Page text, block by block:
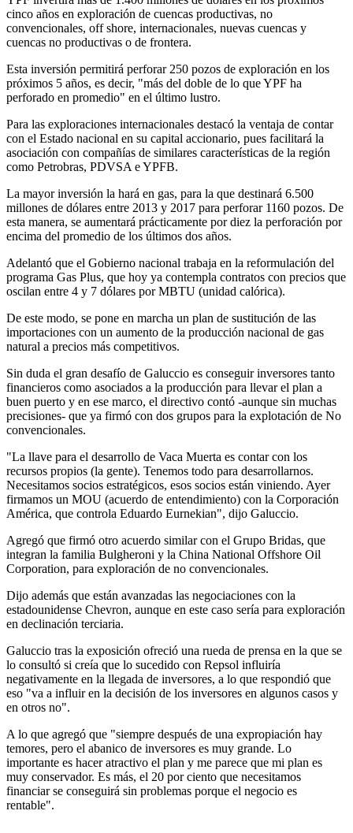
cinco años en exploración de cuencas productivas, no
convencionales, off shore, internacionales, nuevas cuencas y
cuencas no productivas o de frontera.
Esta inversión permitirá perforar 250 pozos de exploración en los
próximos 5 años, es decir, "más del doble de lo que YPF ha
perforado en promedio" en el último lustro.
Para las exploraciones internacionales destacó la ventaja de contar
con el Estado nacional en su capital accionario, pues facilitará la
asociación con compañías de similares características de la región
como Petrobras, PDVSA e YPFB.
La mayor inversión la hará en gas, para la que destinará 6.500
millones de dólares entre 2013 y 2017 para perforar 1160 pozos. De
esta manera, se aumentará prácticamente por diez la perforación por
encima del promedio de los últimos dos años.
Adelantó que el Gobierno nacional trabaja en la reformulación del
programa Gas Plus, que hoy ya contempla contratos con precios que
oscilan entre 4 y 7 dólares por MBTU (unidad calórica).
De este modo, se pone en marcha un plan de sustitución de las
importaciones con un aumento de la producción nacional de gas
natural a precios más competitivos.
Sin duda el gran desafío de Galuccio es conseguir inversores tanto
financieros como asociados a la producción para llevar el plan a
buen puerto y en ese marco, el directivo contó -aunque sin muchas
precisiones- que ya firmó con dos grupos para la explotación de No
convencionales.
"La llave para el desarrollo de Vaca Muerta es contar con los
recursos propios (la gente). Tenemos todo para desarrollarnos.
Necesitamos socios estratégicos, esos socios están viniendo. Ayer
firmamos un MOU (acuerdo de entendimiento) con la Corporación
América, que controla Eduardo Eurnekian", dijo Galuccio.
Agregó que firmó otro acuerdo similar con el Grupo Bridas, que
integran la familia Bulgheroni y la China National Offshore Oil
Corporation, para exploración de no convencionales.
Dijo además que están avanzadas las negociaciones con la
estadounidense Chevron, aunque en este caso sería para exploración
en declinación terciaria.
Galuccio tras la exposición ofreció una rueda de prensa en la que se
lo consultó si creía que lo sucedido con Repsol influiría
negativamente en la llegada de inversores, a lo que respondió que
eso "va a influir en la decisión de los inversores en algunos casos y
en otros no".
A lo que agregó que "siempre después de una expropiación hay
temores, pero el abanico de inversores es muy grande. Lo
importante es hacer atractivo el plan y me parece que mi plan es
muy conservador. Es más, el 20 por ciento que necesitamos
financiar se conseguirá sin problemas porque el negocio es
rentable".